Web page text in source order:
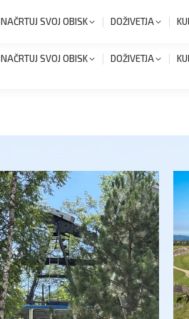
NAČRTUJ SVOJ OBISK DOŽIVETJA
NAČRTUJ SVOJ OBISK DOŽIVETJA